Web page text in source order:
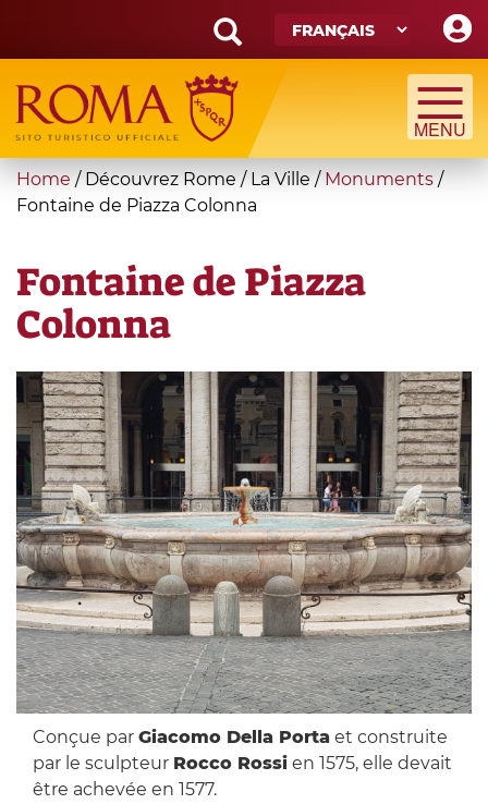
main
content
Search
form
Recherche
You
are
Home / Découvrez Rome / La Ville / Monuments /
Fontaine de Piazza Colonna
Fontaine de Piazza
Colonna
Conçue par Giacomo Della Porta et construite
par le sculpteur Rocco Rossien 1575, elle devait
être achevée en 1577.